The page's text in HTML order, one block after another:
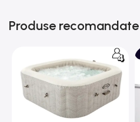
Produse recomandate